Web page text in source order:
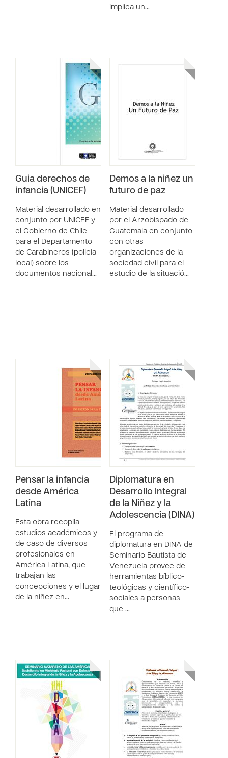
implica un…
Guia derechos de
infancia (UNICEF)
Material desarrollado en
conjunto por UNICEF y
el Gobierno de Chile
para el Departamento
de Carabineros (policía
local) sobre los
documentos nacional…
Demos a la niñez un
futuro de paz
Material desarrollado
por el Arzobispado de
Guatemala en conjunto
con otras
organizaciones de la
sociedad civil para el
estudio de la situació…
Pensar la infancia
desde América
Latina
Esta obra recopila
estudios académicos y
de caso de diversos
profesionales en
América Latina, que
trabajan las
concepciones y el lugar
de la niñez en…
Diplomatura en
Desarrollo Integral
de la Niñez y la
Adolescencia (DINA)
El programa de
diplomatura en DINA de
Seminario Bautista de
Venezuela provee de
herramientas bíblico-
teológicas y científico-
sociales a personas
que …